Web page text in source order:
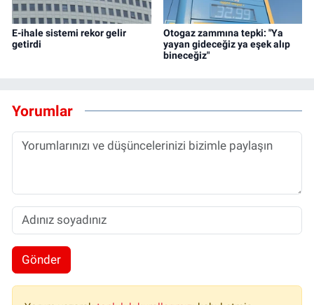
E-ihale sistemi rekor gelir
getirdi
Otogaz zammına tepki: "Ya
yayan gideceğiz ya eşek alıp
bineceğiz"
Yorumlar
Gönder